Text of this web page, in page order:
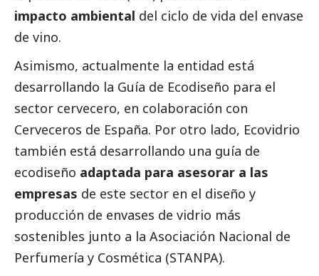
impacto ambiental del ciclo de vida del envase
de vino.
Asimismo, actualmente la entidad está
desarrollando la Guía de Ecodiseño para el
sector cervecero, en colaboración con
Cerveceros de España. Por otro lado, Ecovidrio
también está desarrollando una guía de
ecodiseño adaptada para asesorar a las
empresas de este sector en el diseño y
producción de envases de vidrio más
sostenibles junto a la Asociación Nacional de
Perfumería y Cosmética (STANPA).